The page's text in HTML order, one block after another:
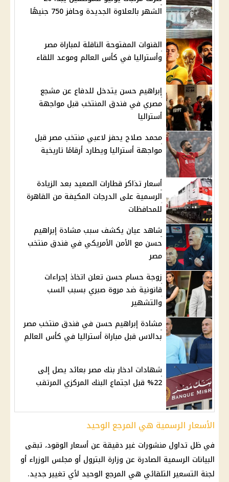
الشهر بالعلاوة الجديدة وحافز 750 جنيهًا
القنوات المفتوحة الناقلة لمباراة مصر
وأستراليا في كأس العالم وموعد اللقاء
إبراهيم حسن يتدخل للدفاع عن مشجع
مصري في فندق المنتخب قبل مواجهة
أستراليا
محمد صلاح يحفز لاعبي منتخب مصر قبل
مواجهة أستراليا ويطارد أرقامًا تاريخية
أسعار تذاكر قطارات الصعيد بعد الزيادة
الرسمية على الدرجات المكيفة من القاهرة
للمحافظات
شاهد عيان يكشف سبب مشادة إبراهيم
حسن مع الأمن الأمريكي في فندق منتخب
مصر
زوجة حسام حسن تعلن اتخاذ إجراءات
قانونية ضد مروة صبري بسبب السب
والتشهير
مشادة إبراهيم حسن في فندق منتخب مصر
بدالاس قبل مباراة أستراليا في كأس العالم
شهادات ادخار بنك مصر بعائد يصل إلى
22% قبل اجتماع البنك المركزي المرتقب
الأسعار الرسمية هي المرجع الوحيد
في ظل تداول منشورات غير دقيقة عن أسعار الوقود، تبقى
البيانات الرسمية الصادرة عن وزارة البترول أو مجلس الوزراء أو
لجنة التسعير التلقائي هي المرجع الوحيد لأي تغيير جديد.